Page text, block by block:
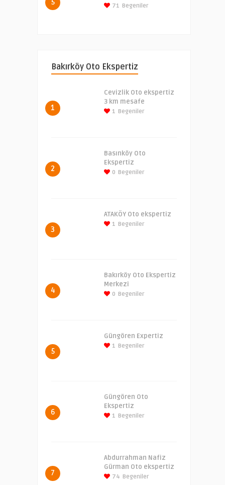
5 71 Begeniler
Bakırköy Oto Ekspertiz
1
Cevizlik Oto ekspertiz
3 km mesafe
1 Begeniler
2
Basınköy Oto
Ekspertiz
0 Begeniler
3
ATAKÖY Oto ekspertiz
1 Begeniler
4
Bakırköy Oto Ekspertiz
Merkezi
0 Begeniler
5
Güngören Expertiz
1 Begeniler
6
Güngören Oto
Ekspertiz
1 Begeniler
7
Abdurrahman Nafiz
Gürman Oto ekspertiz
74 Begeniler